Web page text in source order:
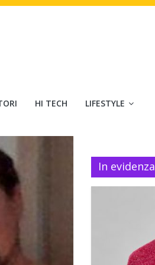
HI TECH LIFESTYLE
In evidenza